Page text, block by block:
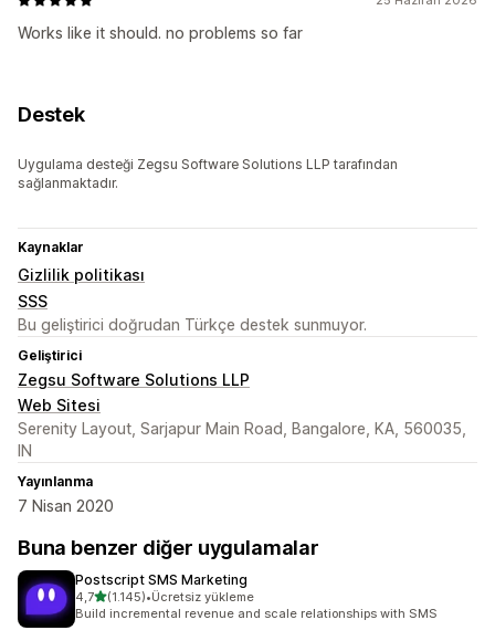
Works like it should. no problems so far
Destek
Uygulama desteği Zegsu Software Solutions LLP tarafından
sağlanmaktadır.
Kaynaklar
Gizlilik politikası
SSS
Bu geliştirici doğrudan Türkçe destek sunmuyor.
Geliştirici
Zegsu Software Solutions LLP
Web Sitesi
Serenity Layout, Sarjapur Main Road, Bangalore, KA, 560035,
IN
Yayınlanma
7 Nisan 2020
Buna benzer diğer uygulamalar
Postscript SMS Marketing
4,75 yıldız üzerinden
(1.145)
toplam 1145 değerlendirme
•Ücretsiz yükleme
Build incremental revenue and scale relationships with SMS